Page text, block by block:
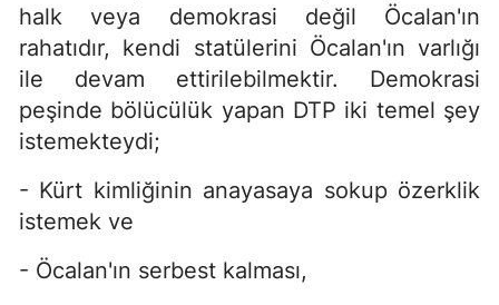
halk veya demokrasi değil Öcalan'ın
rahatıdır, kendi statülerini Öcalan'ın varlığı
ile devam ettirilebilmektir. Demokrasi
peşinde bölücülük yapan DTP iki temel şey
istemekteydi;
- Kürt kimliğinin anayasaya sokup özerklik
istemek ve
- Öcalan'ın serbest kalması,